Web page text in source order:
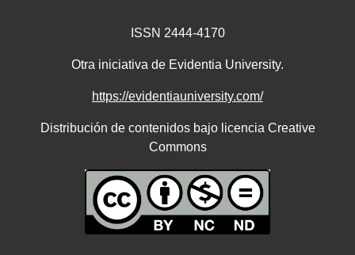
ISSN 2444-4170
Otra iniciativa de Evidentia University.
https://evidentiauniversity.com/
Distribución de contenidos bajo licencia Creative
Commons